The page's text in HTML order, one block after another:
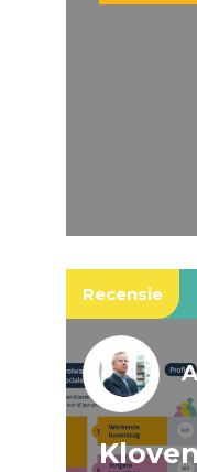
Recensie